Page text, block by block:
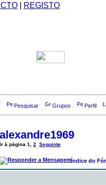
REGISTO
Pesquisar Grupos Perfil
alexandre1969
Ir à página 1 2 Seguinte
Índice do